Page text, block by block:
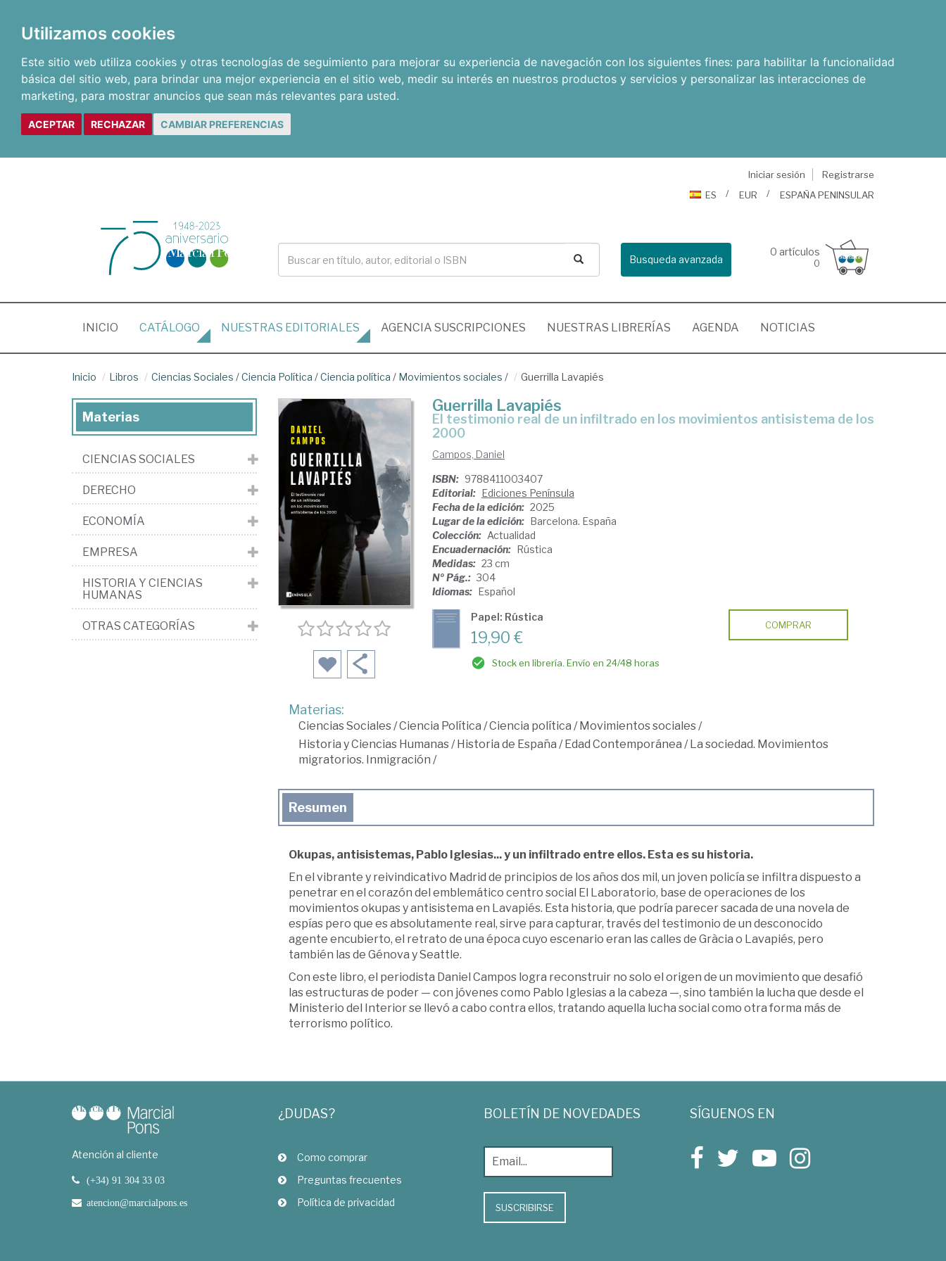
Utilizamos cookies
Este sitio web utiliza cookies y otras tecnologías de seguimiento para mejorar su experiencia de navegación con los siguientes fines: para habilitar la funcionalidad
básica del sitio web, para brindar una mejor experiencia en el sitio web, medir su interés en nuestros productos y servicios y personalizar las interacciones de
marketing, para mostrar anuncios que sean más relevantes para usted.
ACEPTAR RECHAZAR CAMBIAR PREFERENCIAS
Iniciar sesión
Registrarse
ES
EUR ESPAÑA PENINSULAR
Busqueda avanzada
0 artículos
0
INICIO (CURRENT)
CATÁLOGO NUESTRAS EDITORIALES AGENCIA SUSCRIPCIONES NUESTRAS LIBRERÍAS AGENDA NOTICIAS
Inicio Libros Ciencias Sociales /Ciencia Política /Ciencia política / Movimientos sociales / Guerrilla Lavapiés
Guerrilla Lavapiés
El testimonio real de un infiltrado en los movimientos antisistema de los
2000
Campos, Daniel
ISBN: 9788411003407
Editorial: Ediciones Península
Fecha de la edición: 2025
Lugar de la edición: Barcelona. España
Colección: Actualidad
Encuadernación: Rústica
Medidas: 23 cm
Nº Pág.: 304
Idiomas: Español
Papel: Rústica
19,90 €
Stock en librería. Envío en 24/48 horas
COMPRAR
Materias:
Ciencias Sociales/Ciencia Política /Ciencia política /Movimientos sociales/
Historia y Ciencias Humanas/Historia de España /Edad Contemporánea /La sociedad. Movimientos
migratorios. Inmigración /
Resumen
Okupas, antisistemas, Pablo Iglesias... y un infiltrado entre ellos. Esta es su historia.
En el vibrante y reivindicativo Madrid de principios de los años dos mil, un joven policía se infiltra dispuesto a
penetrar en el corazón del emblemático centro social El Laboratorio, base de operaciones de los
movimientos okupas y antisistema en Lavapiés. Esta historia, que podría parecer sacada de una novela de
espías pero que es absolutamente real, sirve para capturar, través del testimonio de un desconocido
agente encubierto, el retrato de una época cuyo escenario eran las calles de Gràcia o Lavapiés, pero
también las de Génova y Seattle.
Con este libro, el periodista Daniel Campos logra reconstruir no solo el origen de un movimiento que desafió
las estructuras de poder — con jóvenes como Pablo Iglesias a la cabeza —, sino también la lucha que desde el
Ministerio del Interior se llevó a cabo contra ellos, tratando aquella lucha social como otra forma más de
terrorismo político.
Materias
CIENCIAS SOCIALES
DERECHO
ECONOMÍA
EMPRESA
HISTORIA Y CIENCIAS
HUMANAS
OTRAS CATEGORÍAS
Atención al cliente
(+34) 91 304 33 03
atencion@marcialpons.es
¿DUDAS?
Como comprar
Preguntas frecuentes
Política de privacidad
BOLETÍN DE NOVEDADES
SUSCRIBIRSE
SÍGUENOS EN